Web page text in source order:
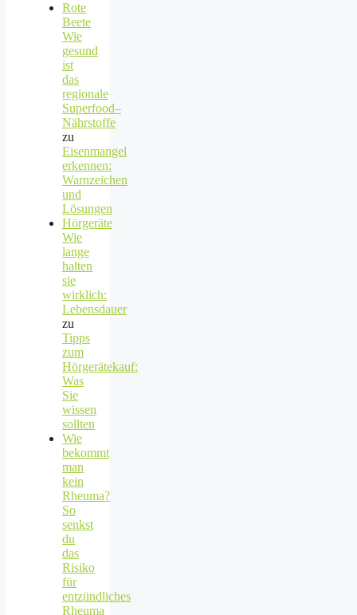
Rote
Beete
Wie
gesund
ist
das
regionale
Superfood–
Nährstoffe
zu
Eisenmangel
erkennen:
Warnzeichen
und
Lösungen
Hörgeräte
Wie
lange
halten
sie
wirklich:
Lebensdauer
zu
Tipps
zum
Hörgerätekauf:
Was
Sie
wissen
sollten
Wie
bekommt
man
kein
Rheuma?
So
senkst
du
das
Risiko
für
entzündliches
Rheuma